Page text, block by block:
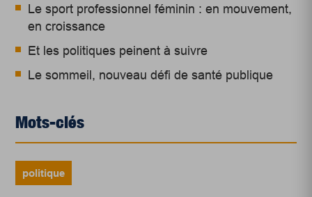
Le sport professionnel féminin : en mouvement,
en croissance
Et les politiques peinent à suivre
Le sommeil, nouveau défi de santé publique
Mots-clés
politique